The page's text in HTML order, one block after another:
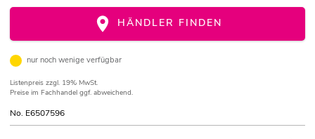
HÄNDLER FINDEN
nur noch wenige verfügbar
Listenpreis zzgl. 19% MwSt.
Preise im Fachhandel ggf. abweichend.
No. E6507596